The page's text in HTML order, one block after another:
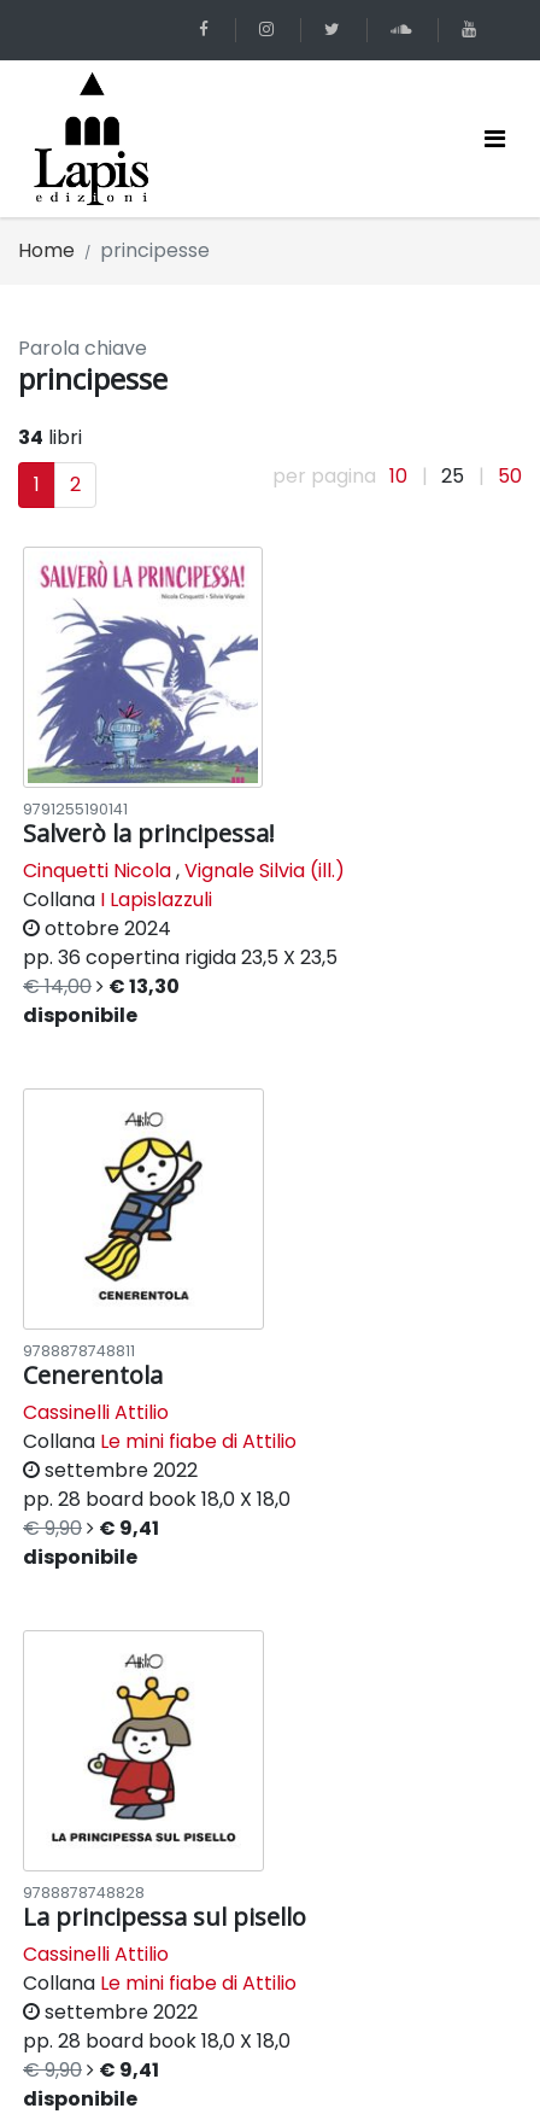
Home principesse
Parola chiave
principesse
34 libri
1
2 per pagina 10 | 25 | 50
9791255190141
Salverò la principessa!
Cinquetti Nicola,Vignale Silvia (ill.)
Collana I Lapislazzuli
ottobre 2024
pp. 36 copertina rigida23,5 X 23,5
€ 14,00
€ 13,30
disponibile
9788878748811
Cenerentola
Cassinelli Attilio
Collana Le mini fiabe di Attilio
settembre 2022
pp. 28 board book18,0 X 18,0
€ 9,90
€ 9,41
disponibile
9788878748828
La principessa sul pisello
Cassinelli Attilio
Collana Le mini fiabe di Attilio
settembre 2022
pp. 28 board book18,0 X 18,0
€ 9,90
€ 9,41
disponibile